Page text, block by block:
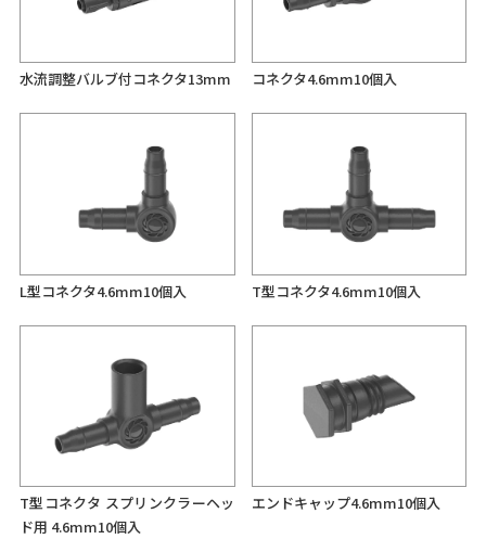
水流調整バルブ付コネクタ13mm コネクタ4.6mm10個入
L型コネクタ4.6mm10個入 T型コネクタ4.6mm10個入
T型コネクタ スプリンクラーヘッ
ド用 4.6mm10個入
エンドキャップ4.6mm10個入